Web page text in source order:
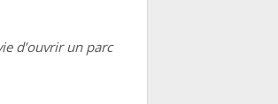
d’ouvrir un parc